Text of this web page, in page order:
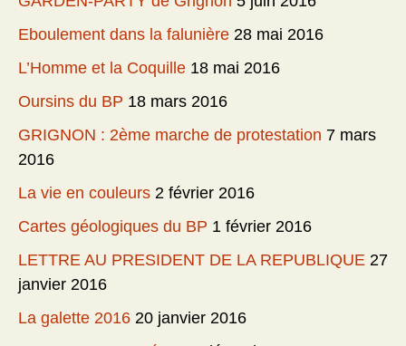
Eboulement dans la falunière 28 mai 2016
L’Homme et la Coquille 18 mai 2016
Oursins du BP 18 mars 2016
GRIGNON : 2ème marche de protestation 7 mars
2016
La vie en couleurs 2 février 2016
Cartes géologiques du BP 1 février 2016
LETTRE AU PRESIDENT DE LA REPUBLIQUE 27
janvier 2016
La galette 2016 20 janvier 2016